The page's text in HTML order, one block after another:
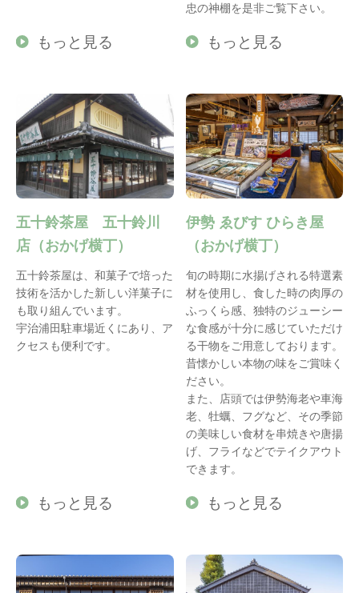
もっと見る
忠の神棚を是非ご覧下さい。
もっと見る
五十鈴茶屋 五十鈴川
店（おかげ横丁）
五十鈴茶屋は、和菓子で培った
技術を活かした新しい洋菓子に
も取り組んでいます。
宇治浦田駐車場近くにあり、ア
クセスも便利です。
もっと見る
伊勢 ゑびす ひらき屋
（おかげ横丁）
旬の時期に水揚げされる特選素
材を使用し、食した時の肉厚の
ふっくら感、独特のジューシー
な食感が十分に感じていただけ
る干物をご用意しております。
昔懐かしい本物の味をご賞味く
ださい。
また、店頭では伊勢海老や車海
老、牡蠣、フグなど、その季節
の美味しい食材を串焼きや唐揚
げ、フライなどでテイクアウト
できます。
もっと見る